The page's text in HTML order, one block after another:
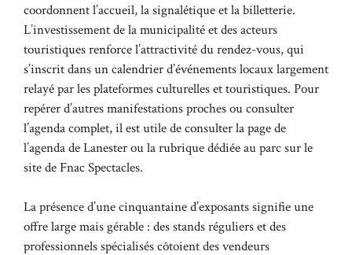
coordonnent l’accueil, la signalétique et la billetterie.
L’investissement de la municipalité et des acteurs
touristiques renforce l’attractivité du rendez-vous, qui
s’inscrit dans un calendrier d’événements locaux largement
relayé par les plateformes culturelles et touristiques. Pour
repérer d’autres manifestations proches ou consulter
l’agenda complet, il est utile de consulter la page de
l’agenda de Lanesterou la rubrique dédiée au parc sur le
site deFnac Spectacles.
La présence d’une cinquantaine d’exposants signifie une
offre large mais gérable : des stands réguliers et des
professionnels spécialisés côtoient des vendeurs